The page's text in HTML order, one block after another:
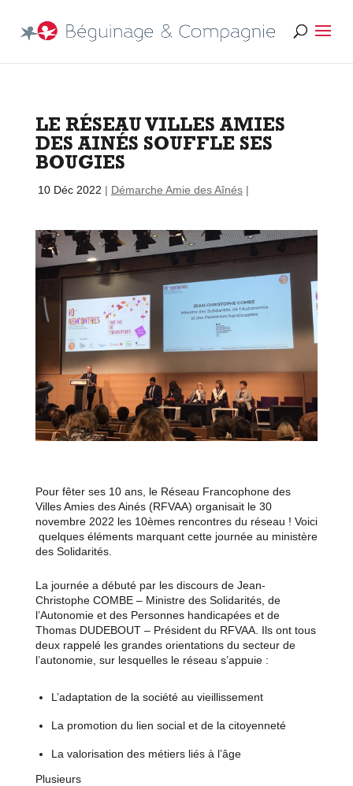
LE RÉSEAU VILLES AMIES
DES AINÉS SOUFFLE SES
BOUGIES
10 Déc 2022 | Démarche Amie des Aînés|
Pour fêter ses 10 ans, le Réseau Francophone des
Villes Amies des Ainés (RFVAA) organisait le 30
novembre 2022 les 10èmes rencontres du réseau ! Voici
quelques éléments marquant cette journée au ministère
des Solidarités.
La journée a débuté par les discours de Jean-
Christophe COMBE – Ministre des Solidarités, de
l’Autonomie et des Personnes handicapées et de
Thomas DUDEBOUT – Président du RFVAA. Ils ont tous
deux rappelé les grandes orientations du secteur de
l’autonomie, sur lesquelles le réseau s’appuie :
L’adaptation de la société au vieillissement
La promotion du lien social et de la citoyenneté
La valorisation des métiers liés à l’âge
Plusieurs